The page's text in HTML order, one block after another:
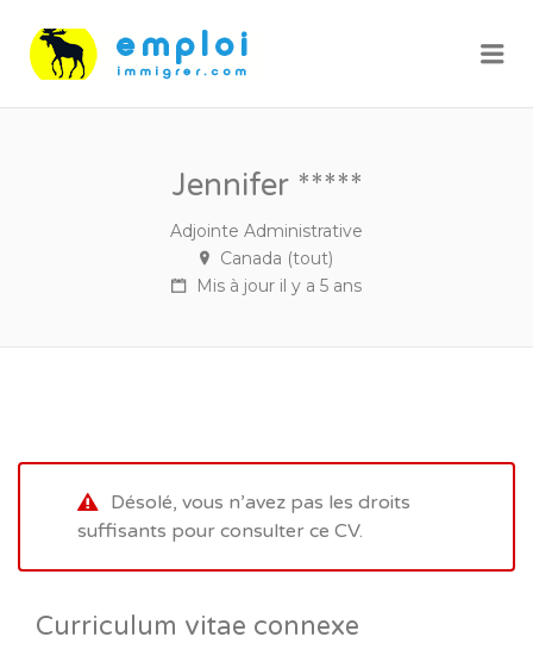
Jennifer *****
Adjointe Administrative
Canada (tout)
Mis à jour il y a 5 ans
Désolé, vous n’avez pas les droits
suffisants pour consulter ce CV.
Curriculum vitae connexe